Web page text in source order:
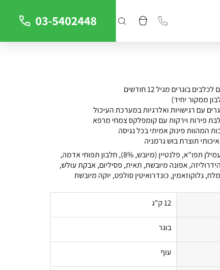
03-5402448
בוגרים מגיל 12 חודשים
עם רגישויות ואלרגיות במערכת העיכול
פירות וירקות עם קומפלקס צמחי מרפא
תוצרת בוש גרמניה
עוף טרי (57.5%), עמילן תפו"א, פלנטיין (מיובש, 8%), חלבון תפוחי אדמה,
אפונה מיובשת, תאית, פסיליום, אבקת עולש,
גלוקוזאמין, כונדרואיטין סולפט, יוקה מיובשת
12 ק"ג
בוגר
עוף